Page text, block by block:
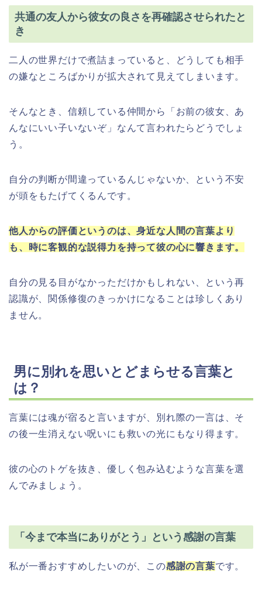
共通の友人から彼女の良さを再確認させられたと
き
二人の世界だけで煮詰まっていると、どうしても相手
の嫌なところばかりが拡大されて見えてしまいます。
そんなとき、信頼している仲間から「お前の彼女、あ
んなにいい子いないぞ」なんて言われたらどうでしょ
う。
自分の判断が間違っているんじゃないか、という不安
が頭をもたげてくるんです。
他人からの評価というのは、身近な人間の言葉より
も、時に客観的な説得力を持って彼の心に響きます。
自分の見る目がなかっただけかもしれない、という再
認識が、関係修復のきっかけになることは珍しくあり
ません。
男に別れを思いとどまらせる言葉と
は？
言葉には魂が宿ると言いますが、別れ際の一言は、そ
の後一生消えない呪いにも救いの光にもなり得ます。
彼の心のトゲを抜き、優しく包み込むような言葉を選
んでみましょう。
「今まで本当にありがとう」という感謝の言葉
私が一番おすすめしたいのが、この感謝の言葉です。